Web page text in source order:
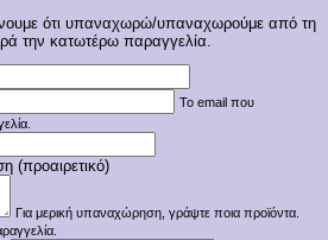
ότι υπαναχωρώ/υπαναχωρούμε από τη
την κατωτέρω παραγγελία.
Το email που
(προαιρετικό)
Για μερική υπαναχώρηση, γράψτε ποια προϊόντα.